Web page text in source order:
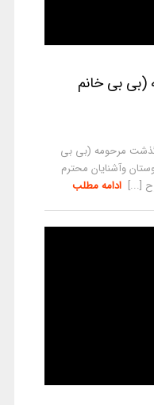
(بی بی خانم
مرحومه (بی بی
وآشنایان محترم
[...] ادامه مطلب